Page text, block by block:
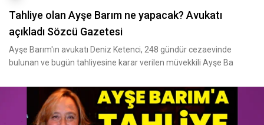
Tahliye olan Ayşe Barım ne yapacak? Avukatı
açıkladı Sözcü Gazetesi
Ayşe Barım'ın avukatı Deniz Ketenci, 248 gündür cezaevinde
bulunan ve bugün tahliyesine karar verilen müvekkili Ayşe Ba